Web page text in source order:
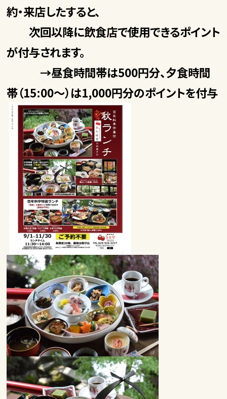
約・来店したすると、
次回以降に飲食店で使用できるポイント
が付与されます。
→昼食時間帯は500円分、夕食時間
帯（15:00～）は1,000円分のポイントを付与